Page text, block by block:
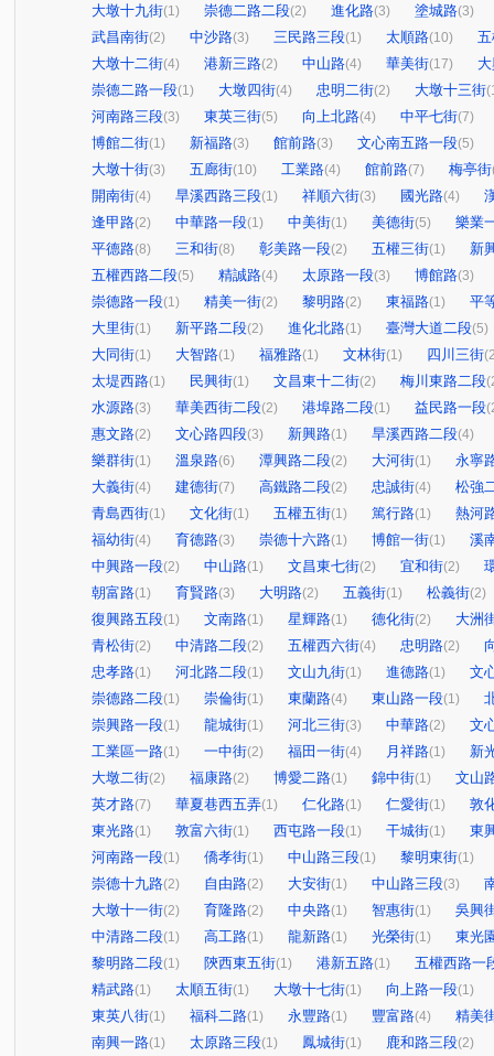
大墩十九街(1) 崇德二路二段(2) 進化路(3) 塗城路(3)
武昌南街(2) 中沙路(3) 三民路三段(1) 太順路(10)
大墩十二街(4) 港新三路(2) 中山路(4) 華美街(17)
崇德二路一段(1) 大墩四街(4) 忠明二街(2) 大墩十三街
河南路三段(3) 東英三街(5) 向上北路(4) 中平七街(7)
博館二街(1) 新福路(3) 館前路(3) 文心南五路一段(5)
大墩十街(3) 五廊街(10) 工業路(4) 館前路(7) 梅亭街
開南街(4) 旱溪西路三段(1) 祥順六街(3) 國光路(4)
逢甲路(2) 中華路一段(1) 中美街(1) 美德街(5)
樂業
平德路(8) 三和街(8) 彰美路一段(2) 五權三街(1)
新
五權西路二段(5) 精誠路(4) 太原路一段(3) 博館路(3)
崇德路一段(1) 精美一街(2) 黎明路(2) 東福路(1)
平
大里街(1) 新平路二段(2) 進化北路(1) 臺灣大道二段(5)
大同街(1) 大智路(1) 福雅路(1) 文林街(1) 四川三街
太堤西路(1) 民興街(1) 文昌東十二街(2) 梅川東路二段
水源路(3) 華美西街二段(2) 港埠路二段(1) 益民路一段
惠文路(2) 文心路四段(3) 新興路(1) 旱溪西路二段(4)
樂群街(1) 溫泉路(6) 潭興路二段(2) 大河街(1)
永寧
大義街(4) 建德街(7) 高鐵路二段(2) 忠誠街(4)
松強
青島西街(1) 文化街(1) 五權五街(1) 篤行路(1)
熱河
福幼街(4) 育德路(3) 崇德十六路(1) 博館一街(1)
溪
中興路一段(2) 中山路(1) 文昌東七街(2) 宜和街(2)
朝富路(1) 育賢路(3) 大明路(2) 五義街(1) 松義街(2)
復興路五段(1) 文南路(1) 星輝路(1) 德化街(2)
大洲
青松街(2) 中清路二段(2) 五權西六街(4) 忠明路(2)
忠孝路(1) 河北路二段(1) 文山九街(1) 進德路(1)
文
崇德路二段(1) 崇倫街(1) 東蘭路(4) 東山路一段(1)
崇興路一段(1) 龍城街(1) 河北三街(3) 中華路(2)
文
工業區一路(1) 一中街(2) 福田一街(4) 月祥路(1)
新
大墩二街(2) 福康路(2) 博愛二路(1) 錦中街(1)
文山
英才路(7) 華夏巷西五弄(1) 仁化路(1) 仁愛街(1)
敦
東光路(1) 敦富六街(1) 西屯路一段(1) 干城街(1)
東
河南路一段(1) 僑孝街(1) 中山路三段(1) 黎明東街(1)
崇德十九路(2) 自由路(2) 大安街(1) 中山路三段(3)
大墩十一街(2) 育隆路(2) 中央路(1) 智惠街(1)
吳興
中清路二段(1) 高工路(1) 龍新路(1) 光榮街(1)
東光
黎明路二段(1) 陝西東五街(1) 港新五路(1)
五權西路一
精武路(1) 太順五街(1) 大墩十七街(1) 向上路一段(1)
東英八街(1) 福科二路(1) 永豐路(1) 豐富路(4)
精美
南興一路(1) 太原路三段(1) 鳳城街(1) 鹿和路三段(2)